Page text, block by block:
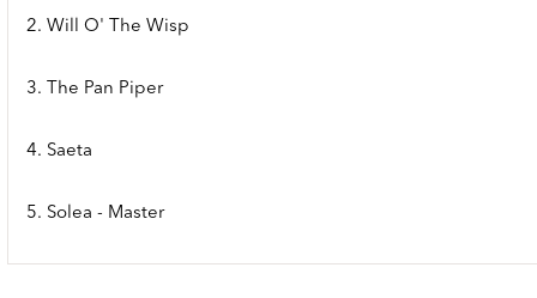
2. Will O' The Wisp
3. The Pan Piper
4. Saeta
5. Solea - Master